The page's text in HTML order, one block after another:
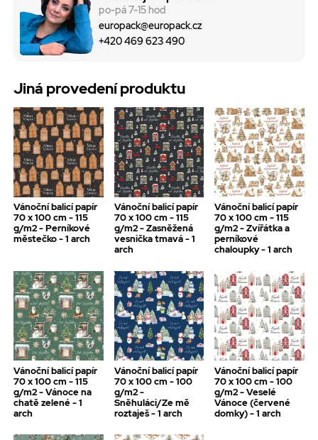
po-pá 7-15 hod
europack@europack.cz
+420 469 623 490
Jiná provedení produktu
Vánoční balicí papír
70 x 100 cm - 115
g/m2 - Perníkové
městečko - 1 arch
Vánoční balicí papír
70 x 100 cm - 115
g/m2 - Zasněžená
vesnička tmavá - 1
arch
Vánoční balicí papír
70 x 100 cm - 115
g/m2 - Zvířátka a
perníkové
chaloupky - 1 arch
Vánoční balicí papír
70 x 100 cm - 115
g/m2 - Vánoce na
chatě zelené - 1
arch
Vánoční balicí papír
70 x 100 cm - 100
g/m2 -
Sněhuláci/Ze mě
roztaješ - 1 arch
Vánoční balicí papír
70 x 100 cm - 100
g/m2 - Veselé
Vánoce (červené
domky) - 1 arch